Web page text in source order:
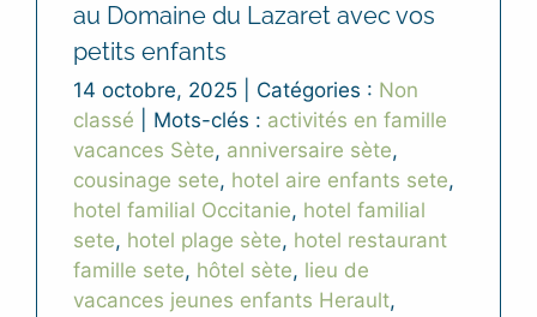
au Domaine du Lazaret avec vos
petits enfants
14 octobre, 2025 Catégories : Non
classé
Mots-clés : activités en famille
vacances Sète, anniversaire sète,
cousinage sete, hotel aire enfants sete,
hotel familial Occitanie, hotel familial
sete, hotel plage sète, hotel restaurant
famille sete, hôtel sète, lieu de
vacances jeunes enfants Herault,